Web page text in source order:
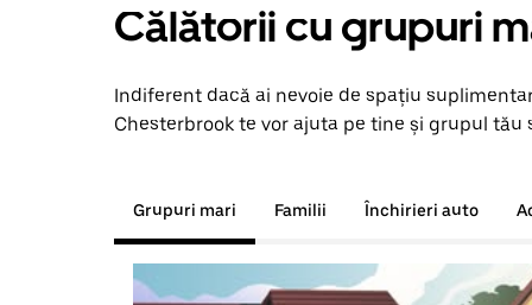
Călătorii cu grupuri
Indiferent dacă ai nevoie de spațiu
Chesterbrook te vor ajuta pe tine și grupul tău
Grupuri mari Familii Închirieri auto